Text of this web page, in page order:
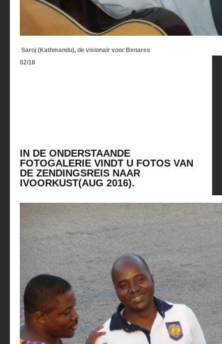
Saroj (Kathmandu), de visionair voor Benares
02/18
IN DE ONDERSTAANDE
FOTOGALERIE VINDT U FOTOS VAN
DE ZENDINGSREIS NAAR
IVOORKUST(AUG 2016).